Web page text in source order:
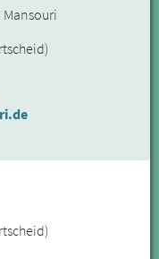
Mansouri